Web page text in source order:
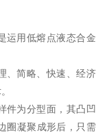
运用低熔点液态合金
、简略、快速、经济
件为分型面，其凸凹
圈凝聚成形后，只需